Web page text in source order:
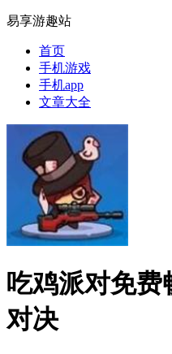
易享游趣站
首页
手机游戏
手机app
文章大全
吃鸡派对免费
对决